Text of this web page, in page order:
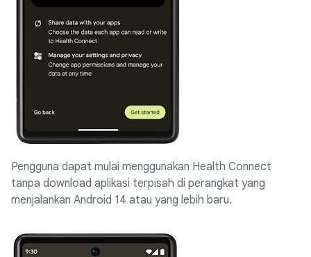
Pengguna dapat mulai menggunakan Health Connect
tanpa download aplikasi terpisah di perangkat yang
menjalankan Android 14 atau yang lebih baru.